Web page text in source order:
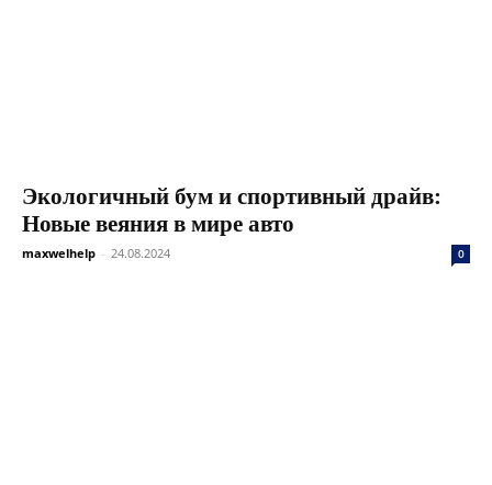
Экологичный бум и спортивный драйв:
Новые веяния в мире авто
maxwelhelp - 24.08.2024 0